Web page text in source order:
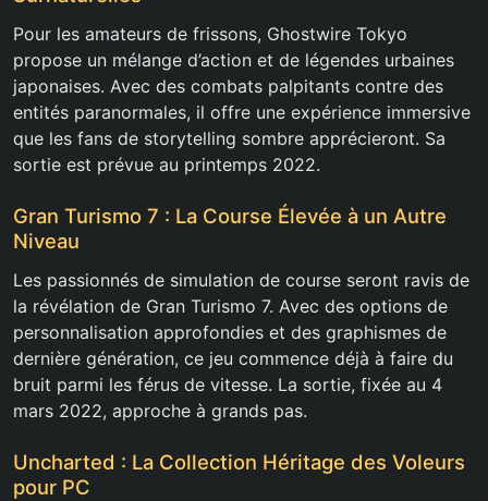
Pour les amateurs de frissons, Ghostwire Tokyo
propose un mélange d’action et de légendes urbaines
japonaises. Avec des combats palpitants contre des
entités paranormales, il offre une expérience immersive
que les fans de storytelling sombre apprécieront. Sa
sortie est prévue au printemps 2022.
Gran Turismo 7 : La Course Élevée à un Autre
Niveau
Les passionnés de simulation de course seront ravis de
la révélation de Gran Turismo 7. Avec des options de
personnalisation approfondies et des graphismes de
dernière génération, ce jeu commence déjà à faire du
bruit parmi les férus de vitesse. La sortie, fixée au 4
mars 2022, approche à grands pas.
Uncharted : La Collection Héritage des Voleurs
pour PC